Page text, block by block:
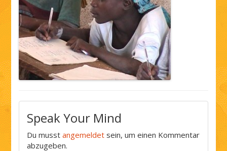
Speak Your Mind
Du musstangemeldet sein, um einen Kommentar
abzugeben.